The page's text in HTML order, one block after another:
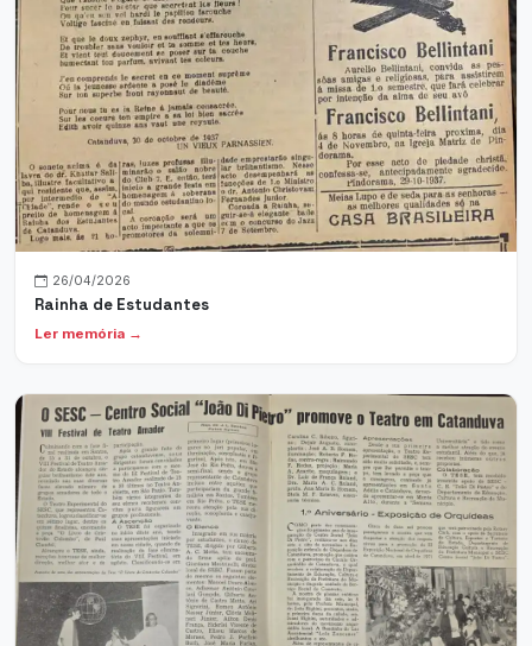
26/04/2026
Rainha de Estudantes
Ler memória →